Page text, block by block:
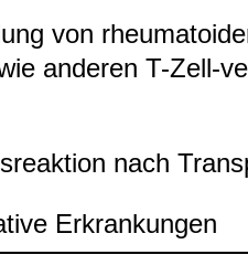
von
ande­ren T-​Zell-​
nach
Erkran­kun­gen